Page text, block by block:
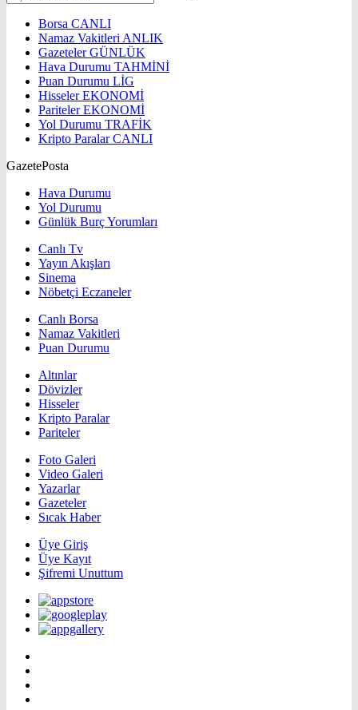
Borsa CANLI
Namaz Vakitleri ANLIK
GazetelerGÜNLÜK
Hava Durumu TAHMİNİ
Puan Durumu LİG
HisselerEKONOMİ
ParitelerEKONOMİ
Yol Durumu TRAFİK
Kripto ParalarCANLI
GazetePosta
Hava Durumu
Yol Durumu
Günlük Burç Yorumları
Canlı Tv
Yayın Akışları
Sinema
Nöbetçi Eczaneler
Canlı Borsa
Namaz Vakitleri
Puan Durumu
Altınlar
Dövizler
Hisseler
Kripto Paralar
Pariteler
Foto Galeri
Video Galeri
Yazarlar
Gazeteler
Sıcak Haber
Üye Giriş
Üye Kayıt
Şifremi Unuttum